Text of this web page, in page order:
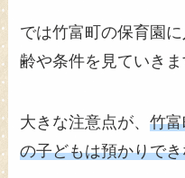
では竹富町の保育園
齢や条件を見ていきま
大きな注意点が、竹
の子どもは預かりで